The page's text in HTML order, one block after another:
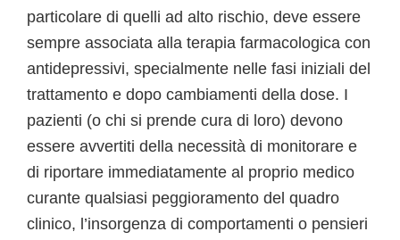
particolare di quelli ad alto rischio, deve essere
sempre associata alla terapia farmacologica con
antidepressivi, specialmente nelle fasi iniziali del
trattamento e dopo cambiamenti della dose. I
pazienti (o chi si prende cura di loro) devono
essere avvertiti della necessità di monitorare e
di riportare immediatamente al proprio medico
curante qualsiasi peggioramento del quadro
clinico, l’insorgenza di comportamenti o pensieri